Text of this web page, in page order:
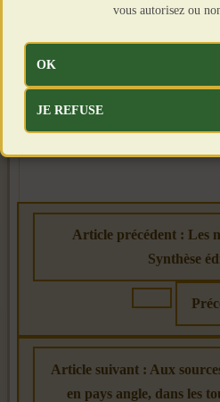
Article précédent : Les
Synthèse
Article suivant : Aux
en pays angle, dans les
vous autorisez ou
OK
JE REFUSE